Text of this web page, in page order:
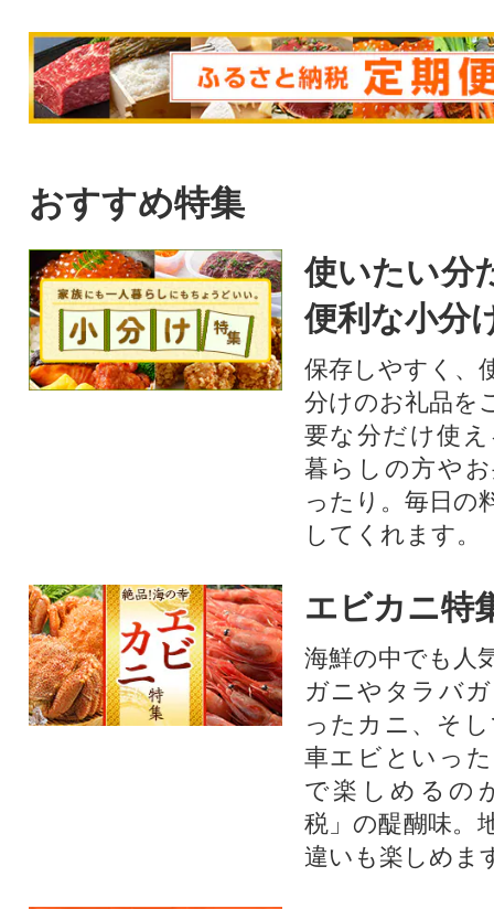
おすすめ特集
使いたい分
便利な小分
保存しやすく、
分けのお礼品を
要な分だけ使
暮らしの方や
ったり。毎日の
してくれます。
エビカニ特
海鮮の中でも人
ガニやタラバ
ったカニ、そ
車エビといっ
で楽しめるの
税」の醍醐味。
違いも楽しめま